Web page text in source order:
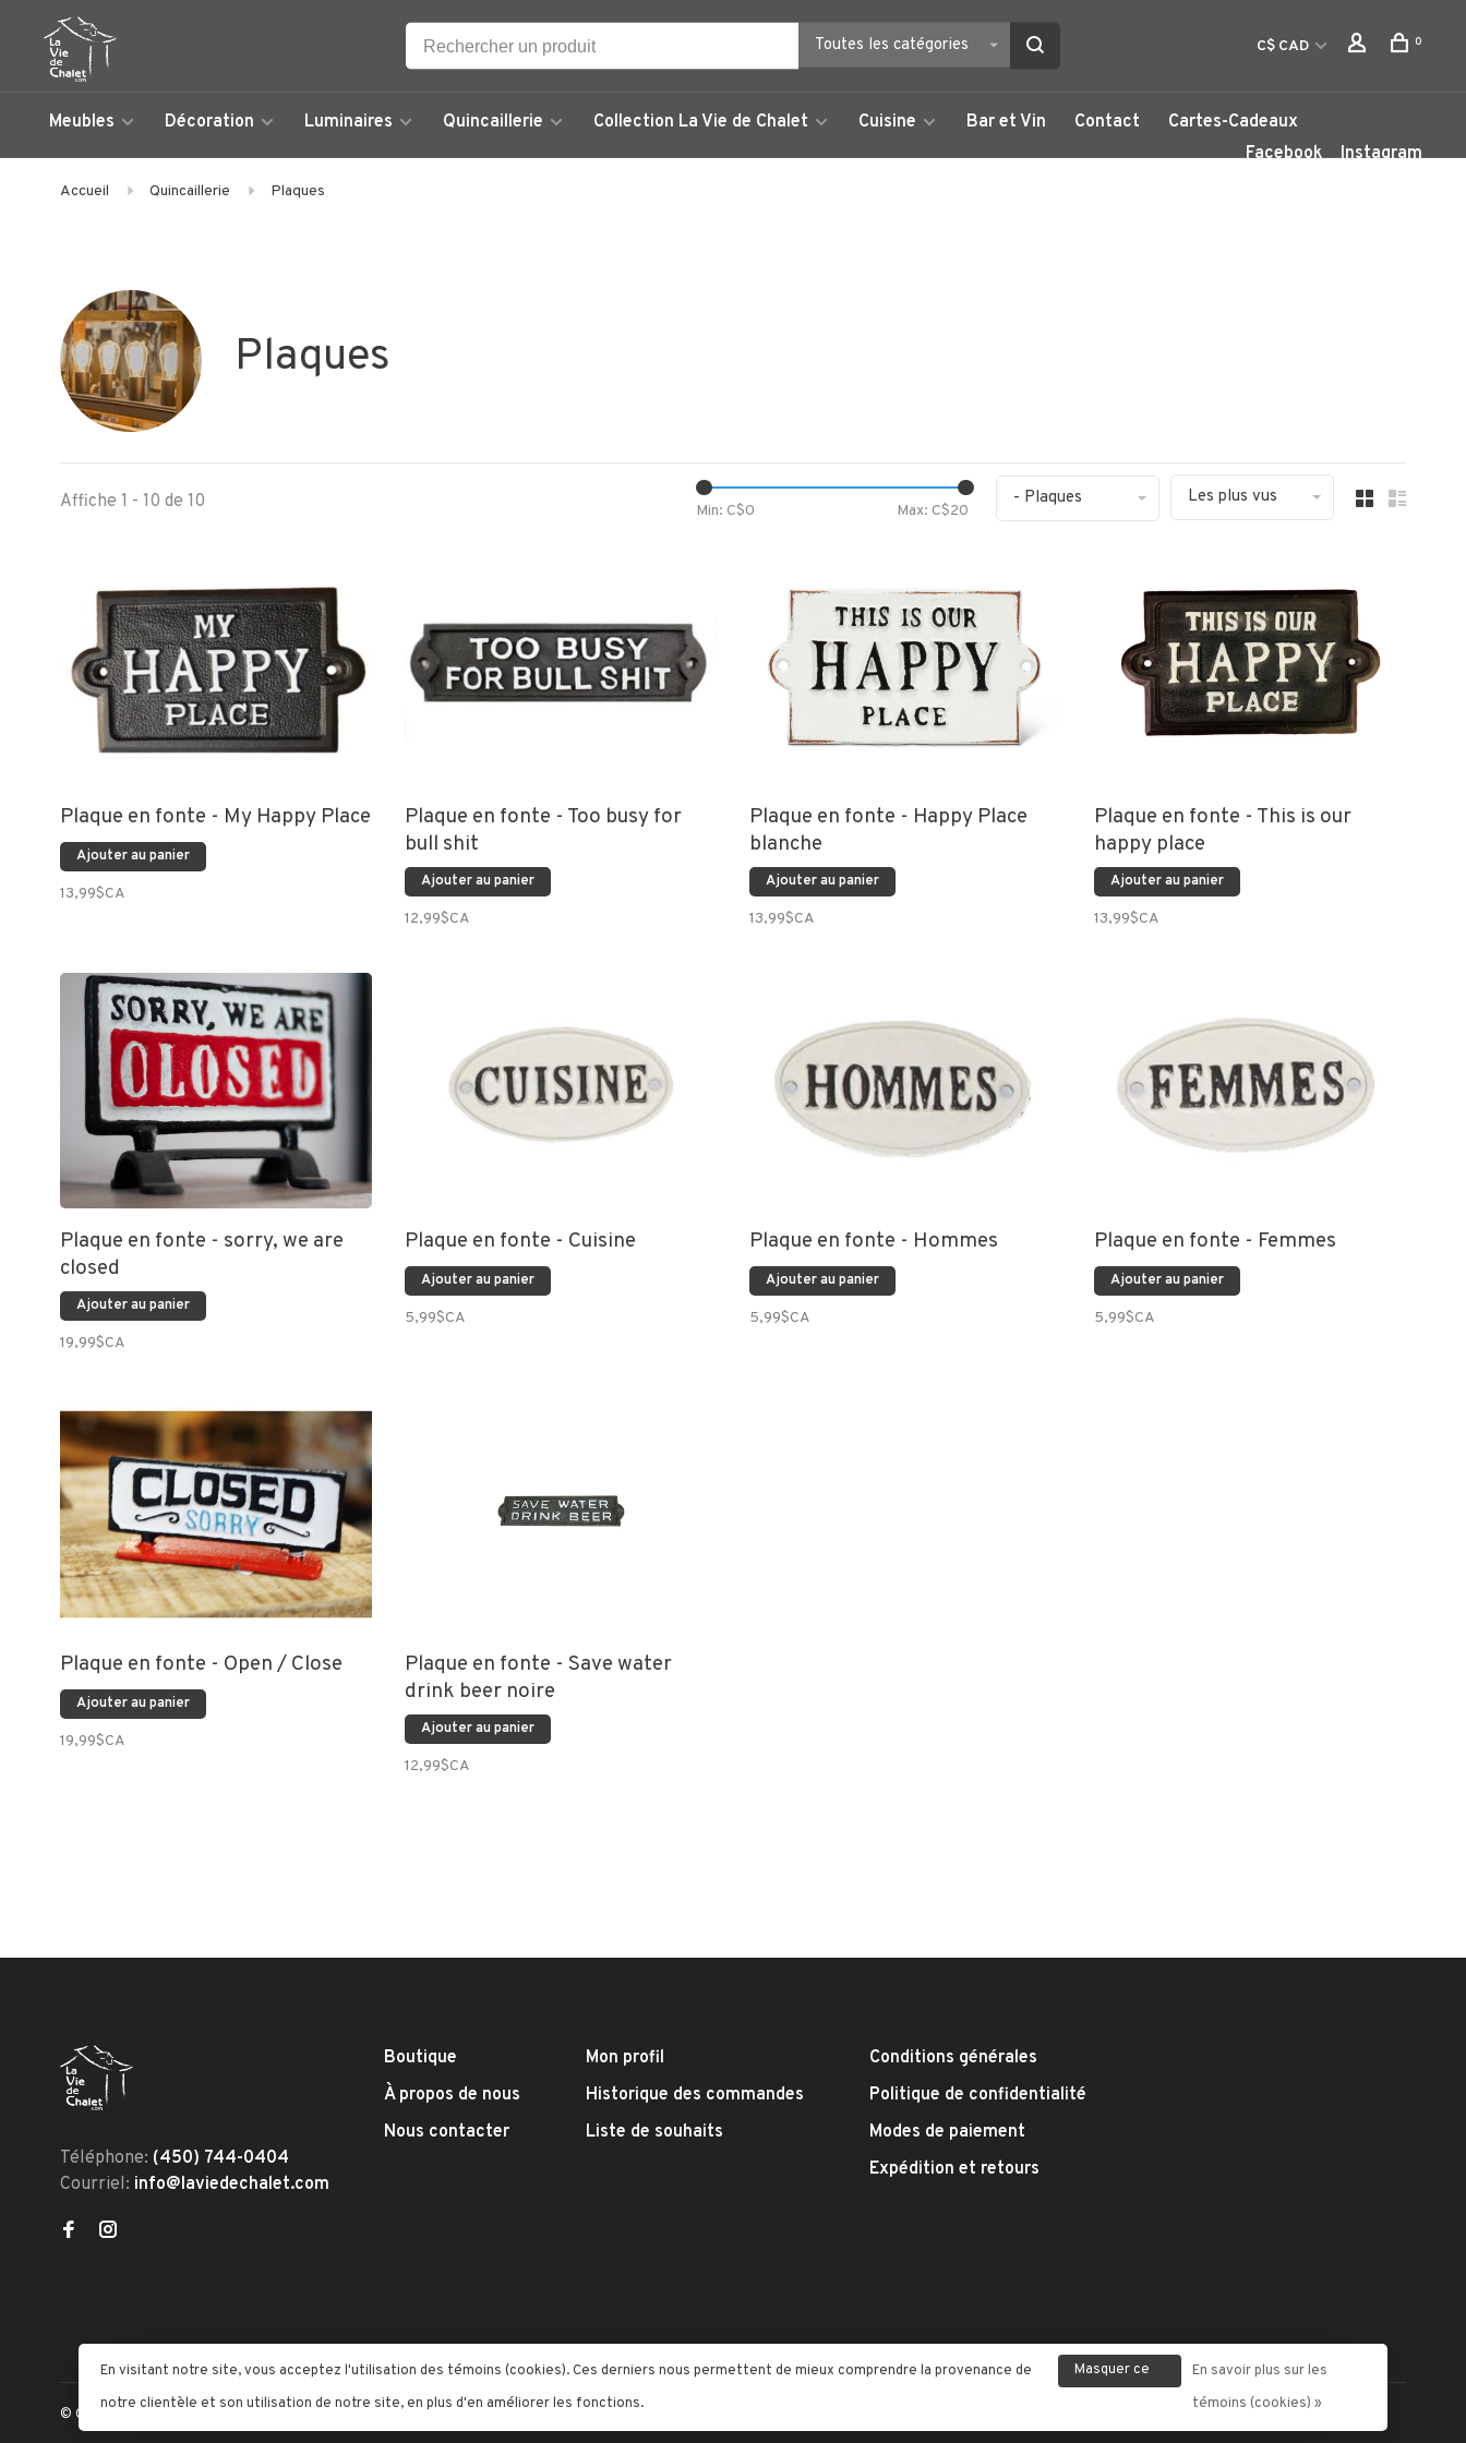
Toutes les catégories C$ CAD 0
Meubles Décoration Luminaires Quincaillerie Collection La Vie de Chalet Cuisine Bar et Vin Contact
Cartes-Cadeaux
Facebook
Instagram
Accueil Quincaillerie Plaques
Plaques
Affiche 1 - 10 de 10 Min: C$0 Max: C$20
- Plaques Les plus vus
Plaque en fonte - My Happy Place
Ajouter au panier
13,99$CA
Plaque en fonte - Too busy for
bull shit
Ajouter au panier
12,99$CA
Plaque en fonte - Happy Place
blanche
Ajouter au panier
13,99$CA
Plaque en fonte - This is our
happy place
Ajouter au panier
13,99$CA
Plaque en fonte - sorry, we are
closed
Ajouter au panier
19,99$CA
Plaque en fonte - Cuisine
Ajouter au panier
5,99$CA
Plaque en fonte - Hommes
Ajouter au panier
5,99$CA
Plaque en fonte - Femmes
Ajouter au panier
5,99$CA
Plaque en fonte - Open / Close
Ajouter au panier
19,99$CA
Plaque en fonte - Save water
drink beer noire
Ajouter au panier
12,99$CA
Téléphone: (450) 744-0404
Courriel: info@laviedechalet.com
Boutique
À propos de nous
Nous contacter
Mon profil
Historique des commandes
Liste de souhaits
Conditions générales
Politique de confidentialité
Modes de paiement
Expédition et retours
© Copyright 2026 La Vie De Chalet Lightspeed
En visitant notre site, vous acceptez l'utilisation des témoins (cookies). Ces derniers nous permettent de mieux comprendre la provenance de
notre clientèle et son utilisation de notre site, en plus d'en améliorer les fonctions.
Masquer ce
En savoir plus sur les
témoins (cookies) »